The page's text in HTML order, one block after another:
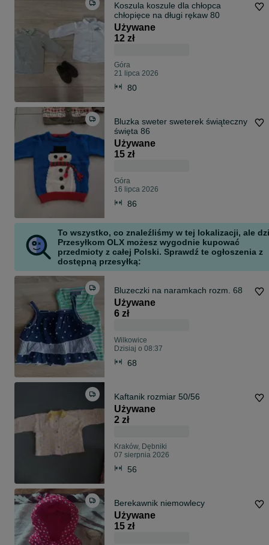
Koszula koszule dla chłopca
chłopięce na długi rękaw 80
Używane
12 zł
Góra
21 lipca 2026
80
Bluzka sweter sweterek świąteczny
święta 86
Używane
15 zł
Góra
16 lipca 2026
86
To wszystko, co znaleźliśmy w tej lokalizacji, ale
Przesyłkom OLX możesz wygodnie kupować
przedmioty z całej Polski. Sprawdź te ogłoszenia z
dostępną przesyłką:
Bluzeczki na naramkach rozm. 68
Używane
6 zł
Wilkowice
Dzisiaj o 08:37
68
Kaftanik rozmiar 50/56
Używane
2 zł
Kraków, Dębniki
07 sierpnia 2026
56
Berekawnik niemowlecy
Używane
15 zł